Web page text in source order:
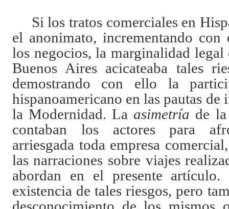
Si los tratos comerciales en
el anonimato, incrementando
los negocios, la marginalidad
Buenos Aires acicateaba tales
demostrando con ello la
hispanoamericano en las pautas
la Modernidad. Laasimetría de
contaban los actores para
arriesgada toda empresa
las narraciones sobre viajes
abordan en el presente
existencia de tales riesgos, pero